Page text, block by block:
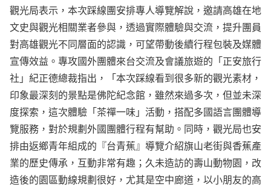
觀光局表示，本次踩線團安排專人導覽解說，邀請高雄在地
文史與觀光相關業者參與，透過實際體驗與交流，提升團員
對高雄觀光不同層面的認識，可望帶動後續行程包裝及媒體
宣傳效益。專攻國外團體來台交流及會議旅遊的「正安旅行
社」紀正德總裁指出，「本次踩線看到很多新的觀光素材，
印象最深刻的景點是佛陀紀念館，雖然來過多次，但並未深
度探索，這次體驗「茶禪一味」活動，搭配多國語言團體導
覽服務，對於規劃外國團體行程有幫助。同時，觀光局也安
排由返鄉青年組成的『台青蕉』導覽介紹旗山老街與香蕉產
業的歷史傳承，互動非常有趣；久未造訪的壽山動物園，改
造後的園區動線規劃很好，尤其是空中廊道，以小朋友的高